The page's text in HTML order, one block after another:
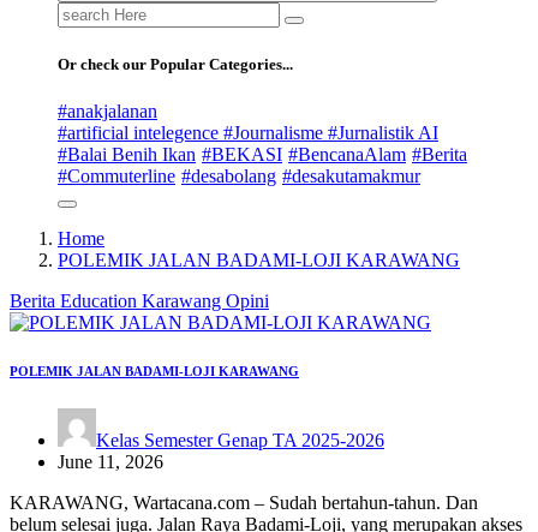
Search
for:
Or check our Popular Categories...
#anakjalanan
#artificial intelegence #Journalisme #Jurnalistik AI
#Balai Benih Ikan #BEKASI #BencanaAlam #Berita
#Commuterline #desabolang #desakutamakmur
Home
POLEMIK JALAN BADAMI-LOJI KARAWANG
Berita Education Karawang Opini
POLEMIK JALAN BADAMI-LOJI KARAWANG
Kelas Semester Genap TA 2025-2026
June 11, 2026
KARAWANG, Wartacana.com – Sudah bertahun-tahun. Dan
belum selesai juga. Jalan Raya Badami-Loji, yang merupakan akses